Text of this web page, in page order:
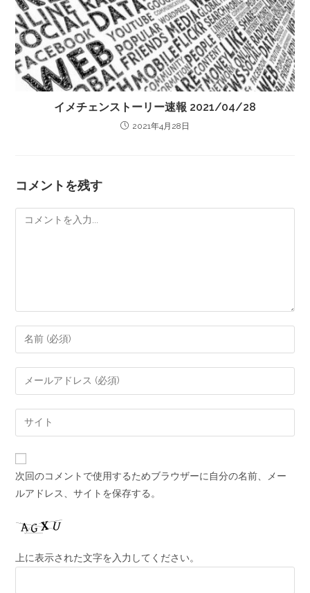
イメチェンストーリー速報 2021/04/28
2021年4月28日
コメントを残す
次回のコメントで使用するためブラウザーに自分の名前、メー
ルアドレス、サイトを保存する。
上に表示された文字を入力してください。